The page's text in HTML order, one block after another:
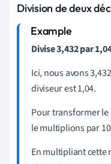
Division de deux
Divise 3,432 par
Ici, nous avons
diviseur est 1,04.
Pour transformer
le multiplions par
En multipliant cette